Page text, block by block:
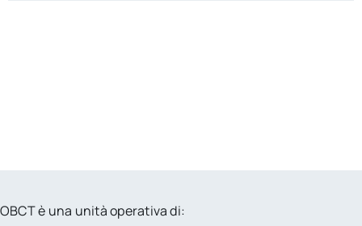
OBCT è una unità operativa di: